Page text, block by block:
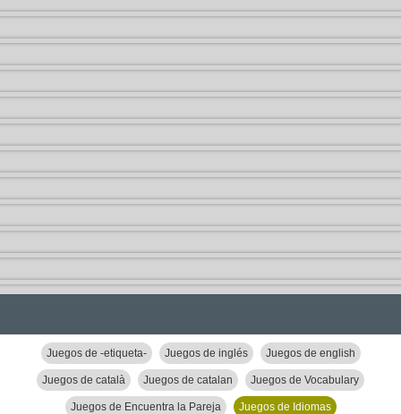
Juegos de -etiqueta- Juegos de inglés Juegos de english
Juegos de català Juegos de catalan Juegos de Vocabulary
Juegos de Encuentra la Pareja Juegos de Idiomas